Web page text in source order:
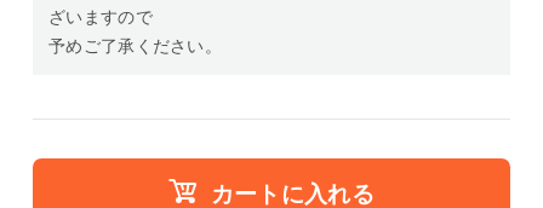
ざいますので
予めご了承ください。
カートに入れる